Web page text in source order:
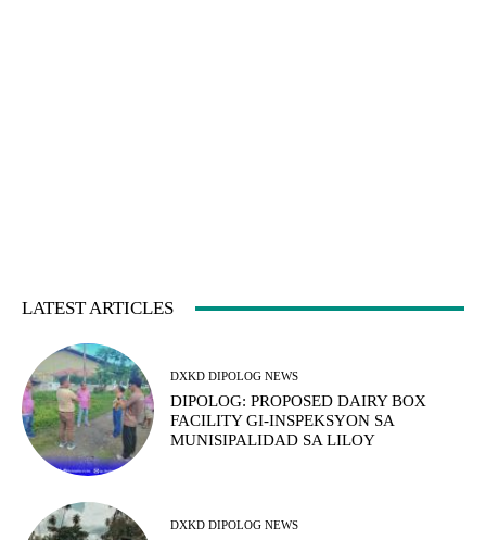
LATEST ARTICLES
DXKD DIPOLOG NEWS
DIPOLOG: PROPOSED DAIRY BOX
FACILITY GI-INSPEKSYON SA
MUNISIPALIDAD SA LILOY
DXKD DIPOLOG NEWS